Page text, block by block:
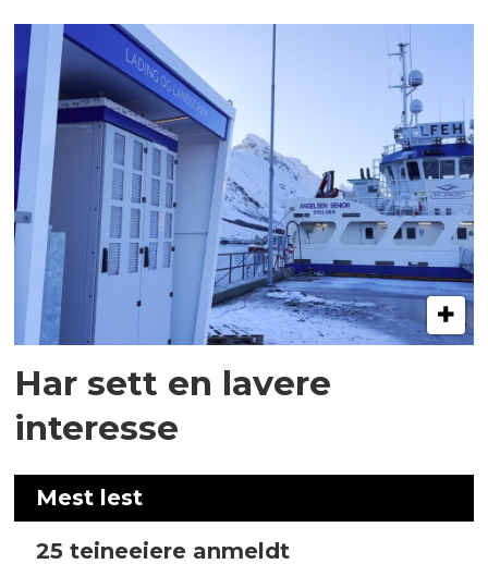
Har sett en lavere
interesse
Mest lest
25 teineeiere anmeldt